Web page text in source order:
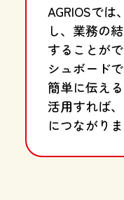
AGRIOSで
し、業務の
することが
シュボード
簡単に伝え
活用すれば
につながりま